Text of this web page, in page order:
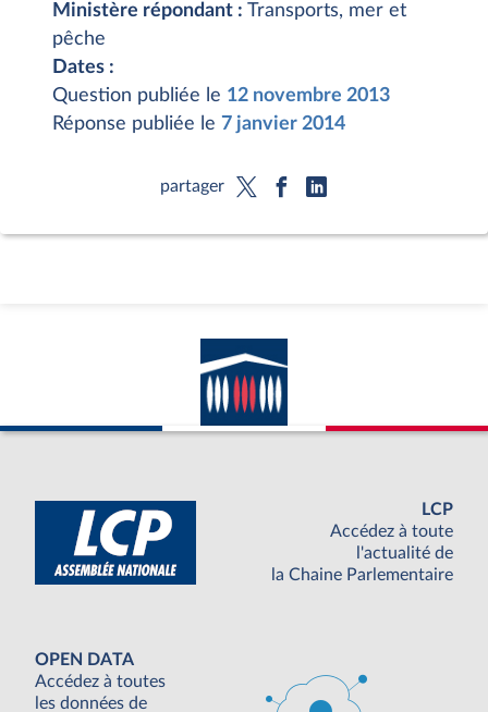
Ministère répondant : Transports, mer et
pêche
Dates :
Question publiée le 12 novembre 2013
Réponse publiée le 7 janvier 2014
partager
LCP
Accédez à toute
l'actualité de
la Chaine Parlementaire
OPEN DATA
Accédez à toutes
les données de